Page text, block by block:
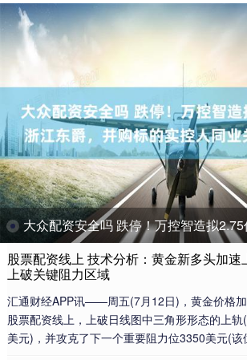
大众配资安全吗 跌停！万控智造拟2.75亿控股浙江东爵，并购标
股票配资线上 技术分析：黄金新多头加速
上破关键阻力区域
汇通财经APP讯——周五(7月12日)，黄金价格
股票配资线上，上破日线图中三角形形态的上
美元)，并攻克了下一个重要阻力位3350美元(该